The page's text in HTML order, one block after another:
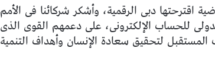
اقترحتها دبى الرقمية، وأشكر شركائنا فى الأمم
للحساب الإلكترونى، على دعمهم القوى الذى
لتحقيق سعادة الإنسان وأهداف التنمية